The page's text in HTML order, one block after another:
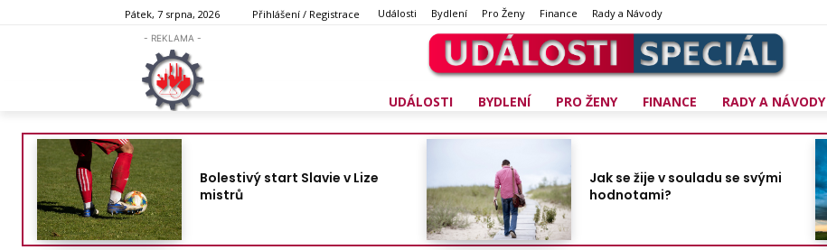
Pátek, 7 srpna, 2026 Přihlášení / Registrace Události Bydlení Pro Ženy Finance Rady a Návody
- REKLAMA -
UDÁLOSTI BYDLENÍ PRO ŽENY FINANCE RADY A NÁVODY
Bolestivý start Slavie v Lize
mistrů
Jak se žije v souladu se svými
hodnotami?